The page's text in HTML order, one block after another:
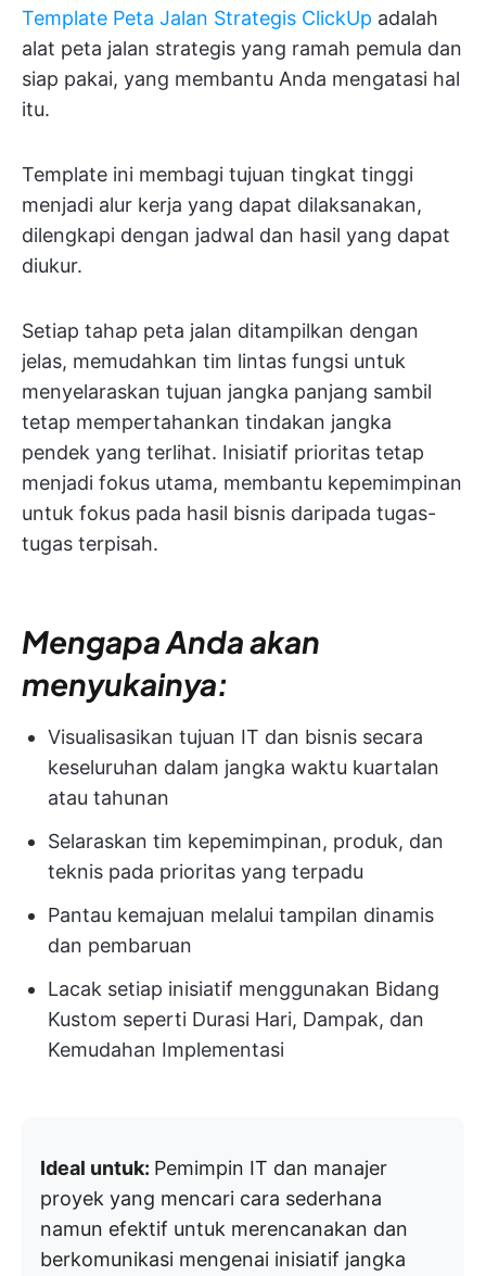
Template Peta Jalan Strategis ClickUp adalah
alat peta jalan strategis yang ramah pemula dan
siap pakai, yang membantu Anda mengatasi hal
itu.
Template ini membagi tujuan tingkat tinggi
menjadi alur kerja yang dapat dilaksanakan,
dilengkapi dengan jadwal dan hasil yang dapat
diukur.
Setiap tahap peta jalan ditampilkan dengan
jelas, memudahkan tim lintas fungsi untuk
menyelaraskan tujuan jangka panjang sambil
tetap mempertahankan tindakan jangka
pendek yang terlihat. Inisiatif prioritas tetap
menjadi fokus utama, membantu kepemimpinan
untuk fokus pada hasil bisnis daripada tugas-
tugas terpisah.
Mengapa Anda akan
menyukainya:
Visualisasikan tujuan IT dan bisnis secara
keseluruhan dalam jangka waktu kuartalan
atau tahunan
Selaraskan tim kepemimpinan, produk, dan
teknis pada prioritas yang terpadu
Pantau kemajuan melalui tampilan dinamis
dan pembaruan
Lacak setiap inisiatif menggunakan Bidang
Kustom seperti Durasi Hari, Dampak, dan
Kemudahan Implementasi
Ideal untuk: Pemimpin IT dan manajer
proyek yang mencari cara sederhana
namun efektif untuk merencanakan dan
berkomunikasi mengenai inisiatif jangka